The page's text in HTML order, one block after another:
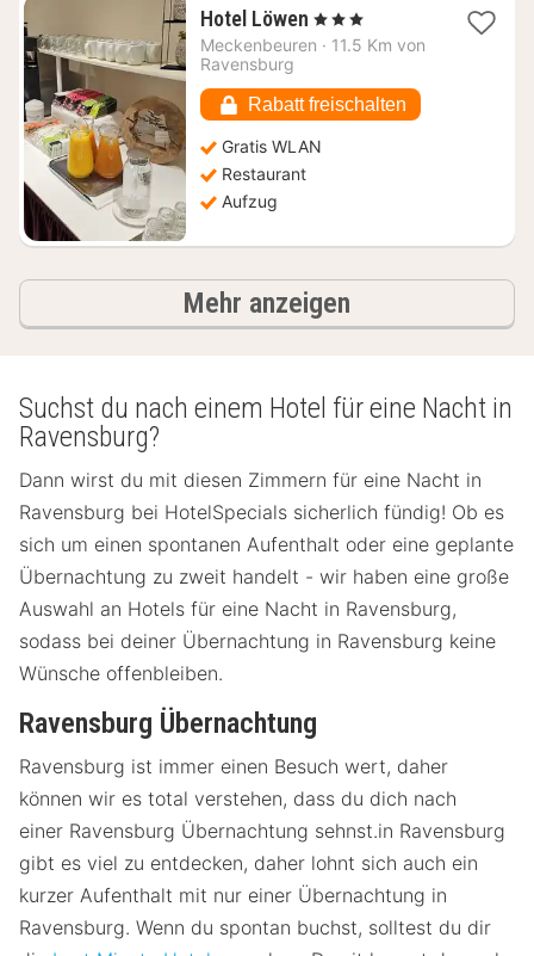
Hotel Löwen 1
Nacht
€
, 3 Sterne
Meckenbeuren · 11.5 Km von
Ravensburg
Rabatt freischalten
Gratis WLAN
Restaurant
Aufzug
Mehr anzeigen
Suchst du nach einem Hotel für eine Nacht in
Ravensburg?
Dann wirst du mit diesen Zimmern für eine Nacht in
Ravensburg bei HotelSpecials sicherlich fündig! Ob es
sich um einen spontanen Aufenthalt oder eine geplante
Übernachtung zu zweit handelt - wir haben eine große
Auswahl an Hotels für eine Nacht in Ravensburg,
sodass bei deiner Übernachtung in Ravensburg keine
Wünsche offenbleiben.
Ravensburg Übernachtung
Ravensburg ist immer einen Besuch wert, daher
können wir es total verstehen, dass du dich nach
einer Ravensburg Übernachtung sehnst.in Ravensburg
gibt es viel zu entdecken, daher lohnt sich auch ein
kurzer Aufenthalt mit nur einer Übernachtung in
Ravensburg. Wenn du spontan buchst, solltest du dir